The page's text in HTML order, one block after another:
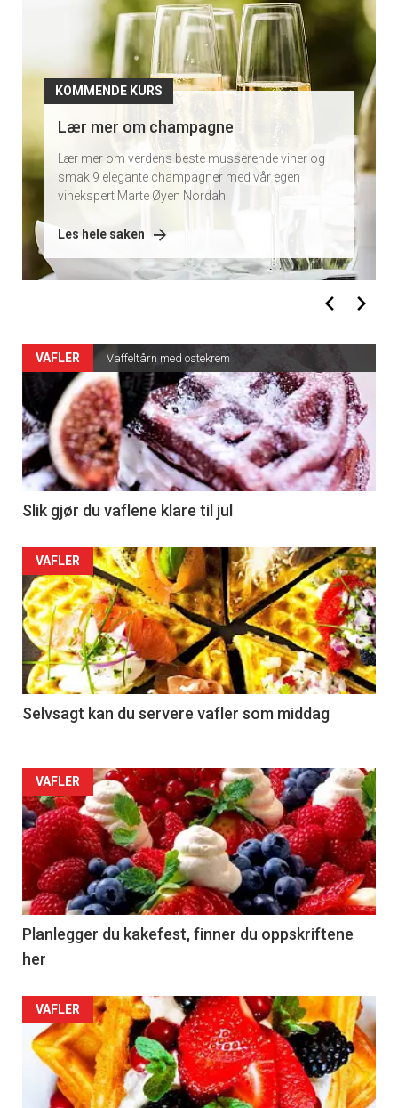
VAFLER Vaffeltårn med ostekrem
Slik gjør du vaflene klare til jul
VAFLER
Selvsagt kan du servere vafler som middag
VAFLER
Planlegger du kakefest, finner du oppskriftene
her
VAFLER
KOMMENDE KURS
Lær mer om champagne
Lær mer om verdens beste musserende viner og
smak 9 elegante champagner med vår egen
vinekspert Marte Øyen Nordahl
Les hele saken